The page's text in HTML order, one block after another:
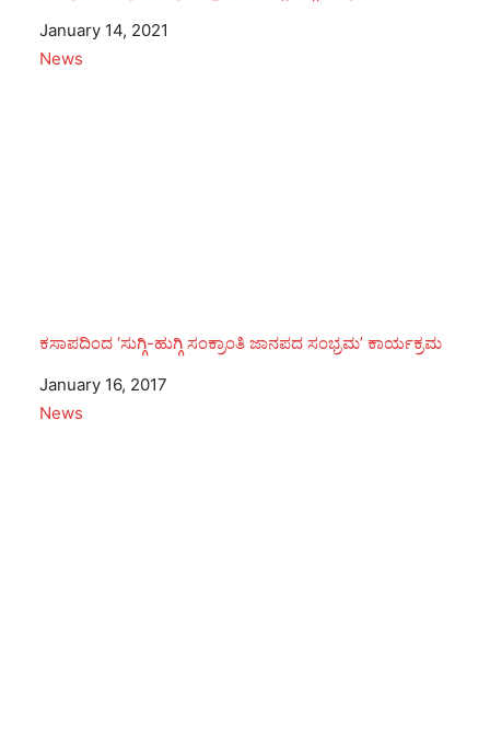
Date
January 14, 2021
In relation to
News
ಕಸಾಪದಿಂದ ‘ಸುಗ್ಗಿ-ಹುಗ್ಗಿ ಸಂಕ್ರಾಂತಿ ಜಾನಪದ ಸಂಭ್ರಮ’ ಕಾರ್ಯಕ್ರಮ
Date
January 16, 2017
In relation to
News